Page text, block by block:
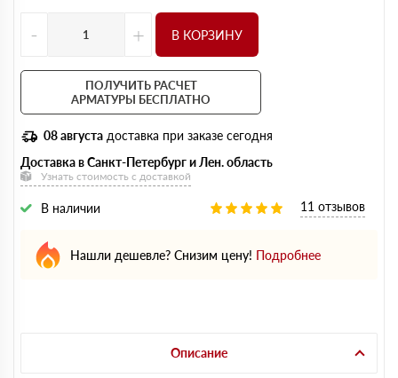
- + В КОРЗИНУ
ПОЛУЧИТЬ РАСЧЕТ
АРМАТУРЫ БЕСПЛАТНО
08 августа доставка при заказе сегодня
Доставка в Санкт-Петербург и Лен. область
Узнать стоимость с доставкой
В наличии 11 отзывов
Нашли дешевле? Снизим цену! Подробнее
Описание